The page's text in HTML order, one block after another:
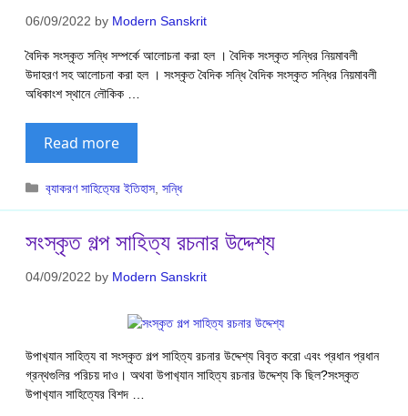
06/09/2022 by Modern Sanskrit
বৈদিক সংস্কৃত সন্ধি সম্পর্কে আলোচনা করা হল । বৈদিক সংস্কৃত সন্ধির নিয়মাবলী
উদাহরণ সহ আলোচনা করা হল । সংস্কৃত বৈদিক সন্ধি বৈদিক সংস্কৃত সন্ধির নিয়মাবলী
অধিকাংশ স্থানে লৌকিক …
Read more
Categories
ব‍্যাকরণ সাহিত‍্যের ইতিহাস ,সন্ধি
সংস্কৃত গল্প সাহিত্য রচনার উদ্দেশ্য
04/09/2022 by Modern Sanskrit
উপাখ‍্যান সাহিত্য বা সংস্কৃত গল্প সাহিত্য রচনার উদ্দেশ্য বিবৃত করো এবং প্রধান প্রধান
গ্রন্থগুলির পরিচয় দাও। অথবা উপাখ‍্যান সাহিত্য রচনার উদ্দেশ্য কি ছিল?সংস্কৃত
উপাখ‍্যান সাহিত্যের বিশদ …